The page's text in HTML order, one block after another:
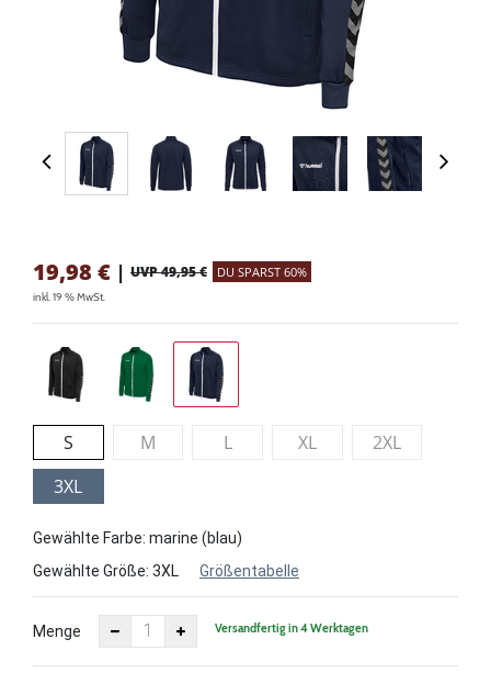
19,98 € | UVP 49,95 € DU SPARST 60%
inkl. 19 % MwSt.
S M L XL
2XL
3XL
Gewählte Farbe: marine (blau)
Gewählte Größe: 3XL Größentabelle
Menge Versandfertig in 4 Werktagen